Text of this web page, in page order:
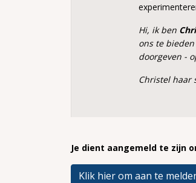
Hi, ik ben
ons te
doorgeven -
Christel haar
Je dient aangemeld te zijn
Klik hier om aan te